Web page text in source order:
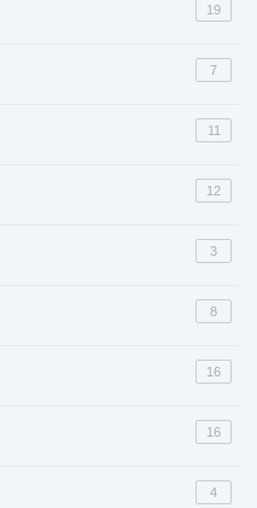
19
7
11
12
3
8
16
16
4